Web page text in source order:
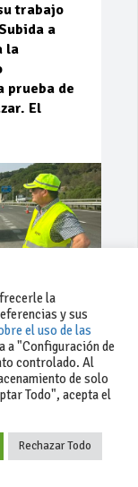
trabajo
a
la
prueba de
El
0
en la
la
y sus
el uso de las
a "Configuración de
controlado. Al
de solo
Todo", acepta el
Rechazar Todo